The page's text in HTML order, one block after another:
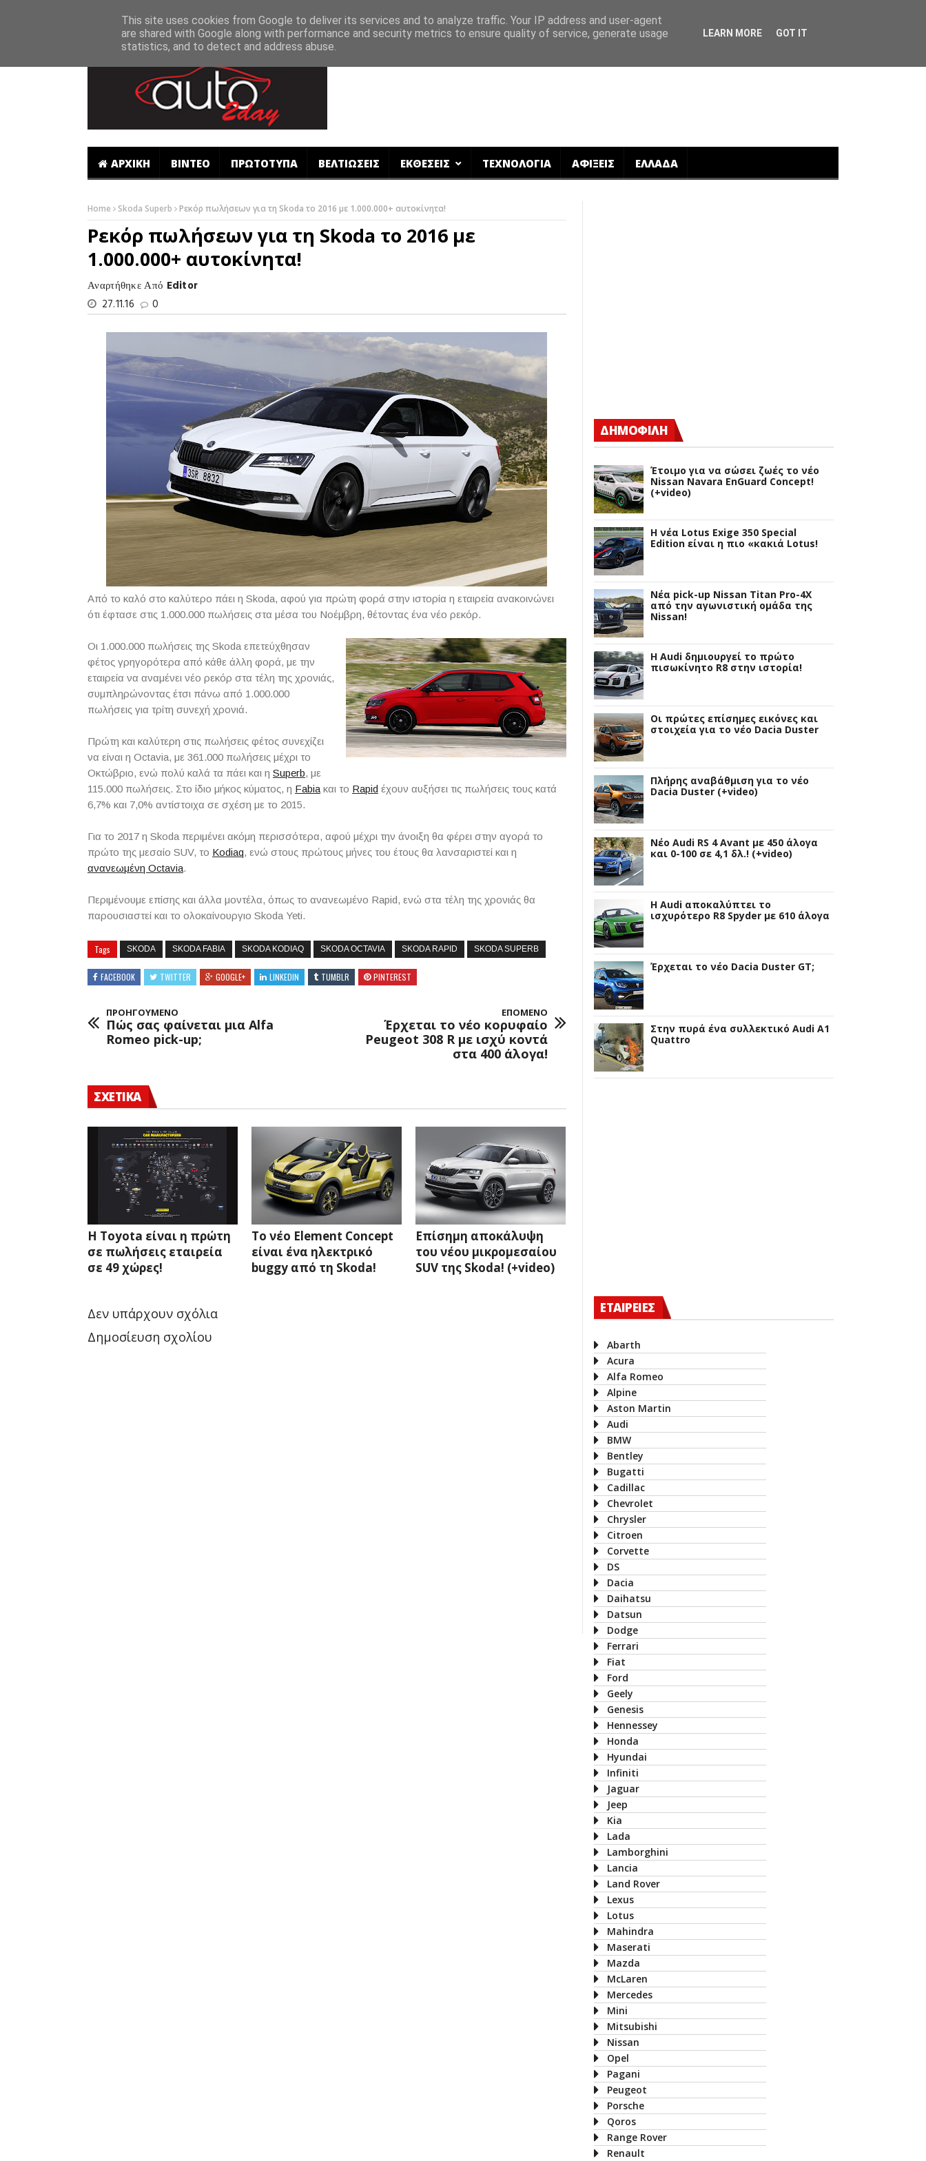
ΑΡΧΙΚΗ ΒΙΝΤΕΟ ΠΡΩΤΟΤΥΠΑ ΒΕΛΤΙΩΣΕΙΣ ΕΚΘΕΣΕΙΣ ΤΕΧΝΟΛΟΓΙΑ ΑΦΙΞΕΙΣ ΕΛΛΑΔΑ
Home Skoda Superb Ρεκόρ πωλήσεων για τη Skoda το 2016 με 1.000.000+ αυτοκίνητα!
Ρεκόρ πωλήσεων για τη Skoda το 2016 με
1.000.000+ αυτοκίνητα!
Αναρτήθηκε Από Editor
27.11.16
0
Από το καλό στο καλύτερο πάει η Skoda, αφού για πρώτη φορά στην ιστορία η εταιρεία ανακοινώνει
ότι έφτασε στις 1.000.000 πωλήσεις στα μέσα του Νοέμβρη, θέτοντας ένα νέο ρεκόρ.
Οι 1.000.000 πωλήσεις της Skoda επετεύχθησαν
φέτος γρηγορότερα από κάθε άλλη φορά, με την
εταιρεία να αναμένει νέο ρεκόρ στα τέλη της χρονιάς,
συμπληρώνοντας έτσι πάνω από 1.000.000
πωλήσεις για τρίτη συνεχή χρονιά.
Πρώτη και καλύτερη στις πωλήσεις φέτος συνεχίζει
να είναι η Octavia, με 361.000 πωλήσεις μέχρι το
Οκτώβριο, ενώ πολύ καλά τα πάει και η Superb, με
115.000 πωλήσεις. Στο ίδιο μήκος κύματος, η Fabia και το Rapid έχουν αυξήσει τις πωλήσεις τους κατά
6,7% και 7,0% αντίστοιχα σε σχέση με το 2015.
Για το 2017 η Skoda περιμένει ακόμη περισσότερα, αφού μέχρι την άνοιξη θα φέρει στην αγορά το
πρώτο της μεσαίο SUV, το Kodiaq, ενώ στους πρώτους μήνες του έτους θα λανσαριστεί και η
ανανεωμένη Octavia.
Περιμένουμε επίσης και άλλα μοντέλα, όπως το ανανεωμένο Rapid, ενώ στα τέλη της χρονιάς θα
παρουσιαστεί και το ολοκαίνουργιο Skoda Yeti.
Tags SKODA SKODA FABIA SKODA KODIAQ SKODA OCTAVIA SKODA RAPID SKODA SUPERB
FACEBOOK TWITTER GOOGLE+ LINKEDIN TUMBLR PINTEREST
ΠΡΟΗΓΟΥΜΕΝΟ
Πώς σας φαίνεται μια Alfa
Romeo pick-up;
ΕΠΟΜΕΝΟ
Έρχεται το νέο κορυφαίο
Peugeot 308 R με ισχύ κοντά
στα 400 άλογα!
ΣΧΕΤΙΚΑ
Η Toyota είναι η πρώτη
σε πωλήσεις εταιρεία
σε 49 χώρες!
Το νέο Element Concept
είναι ένα ηλεκτρικό
buggy από τη Skoda!
Επίσημη αποκάλυψη
του νέου μικρομεσαίου
SUV της Skoda! (+video)
Δεν υπάρχουν σχόλια
Δημοσίευση σχολίου
ΔΗΜΟΦΙΛΗ
Έτοιμο για να σώσει ζωές το νέο
Nissan Navara EnGuard Concept!
(+video)
H νέα Lotus Exige 350 Special
Edition είναι η πιο «κακιά Lotus!
Νέα pick-up Nissan Titan Pro-4X
από την αγωνιστική ομάδα της
Nissan!
Η Audi δημιουργεί το πρώτο
πισωκίνητο R8 στην ιστορία!
Οι πρώτες επίσημες εικόνες και
στοιχεία για το νέο Dacia Duster
Πλήρης αναβάθμιση για το νέο
Dacia Duster (+video)
Νέο Audi RS 4 Avant με 450 άλογα
και 0-100 σε 4,1 δλ.! (+video)
Η Audi αποκαλύπτει το
ισχυρότερο R8 Spyder με 610 άλογα
Έρχεται το νέο Dacia Duster GT;
Στην πυρά ένα συλλεκτικό Audi A1
Quattro
ΕΤΑΙΡΕΙΕΣ
Abarth
Acura
Alfa Romeo
Alpine
Aston Martin
Audi
BMW
Bentley
Bugatti
Cadillac
Chevrolet
Chrysler
Citroen
Corvette
DS
Dacia
Daihatsu
Datsun
Dodge
Ferrari
Fiat
Ford
Geely
Genesis
Hennessey
Honda
Hyundai
Infiniti
Jaguar
Jeep
Kia
Lada
Lamborghini
Lancia
Land Rover
Lexus
Lotus
Mahindra
Maserati
Mazda
McLaren
Mercedes
Mini
Mitsubishi
Nissan
Opel
Pagani
Peugeot
Porsche
Qoros
Range Rover
Renault
This site uses cookies from Google to deliver its services and to analyze traffic. Your IP address and user-agent
are shared with Google along with performance and security metrics to ensure quality of service, generate usage
statistics, and to detect and address abuse.
LEARN MORE GOT IT